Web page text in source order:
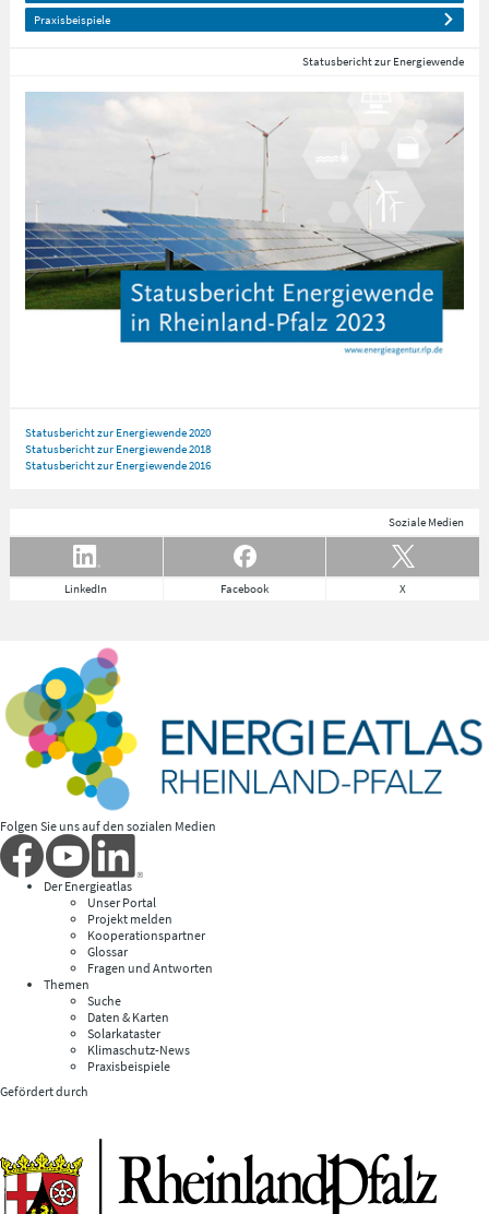
Praxisbeispiele
Statusbericht zur Energiewende
Statusbericht zur Energiewende 2020
Statusbericht zur Energiewende 2018
Statusbericht zur Energiewende 2016
Soziale Medien
LinkedIn Facebook X
Folgen Sie uns auf den sozialen Medien
Der Energieatlas
Unser Portal
Projekt melden
Kooperationspartner
Glossar
Fragen und Antworten
Themen
Suche
Daten & Karten
Solarkataster
Klimaschutz-News
Praxisbeispiele
Gefördert durch